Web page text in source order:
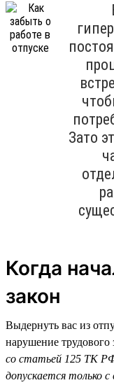
Зато
Когда
закон
Выдернуть вас из
нарушение трудового
со статьей 125 ТК
допускается только